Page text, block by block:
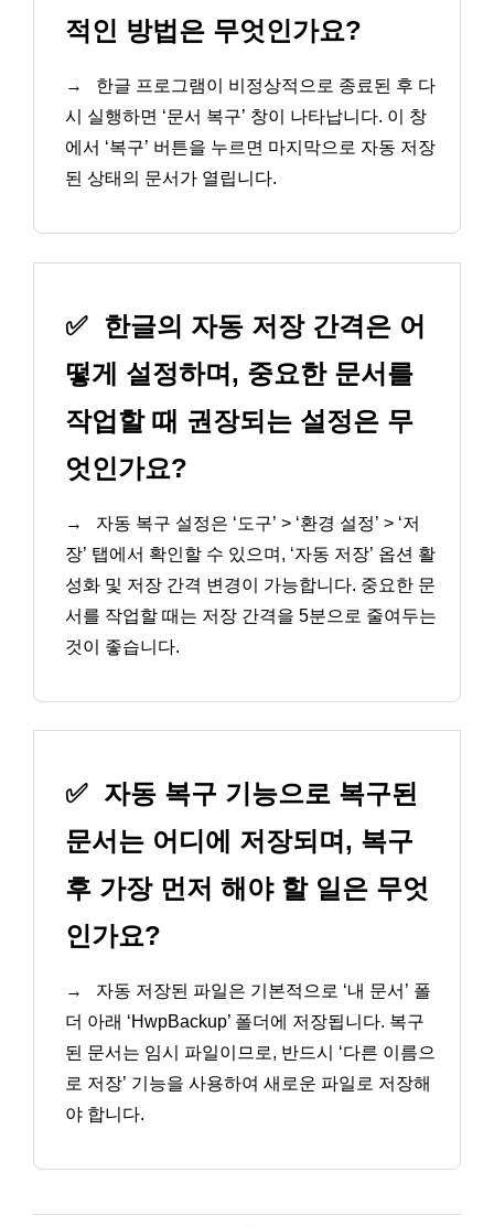
적인 방법은 무엇인가요?
→
한글 프로그램이 비정상적으로 종료된 후 다
시 실행하면 ‘문서 복구’ 창이 나타납니다. 이 창
에서 ‘복구’ 버튼을 누르면 마지막으로 자동 저장
된 상태의 문서가 열립니다.
✅
한글의 자동 저장 간격은 어
떻게 설정하며, 중요한 문서를
작업할 때 권장되는 설정은 무
엇인가요?
→
자동 복구 설정은 ‘도구’ > ‘환경 설정’ > ‘저
장’ 탭에서 확인할 수 있으며, ‘자동 저장’ 옵션 활
성화 및 저장 간격 변경이 가능합니다. 중요한 문
서를 작업할 때는 저장 간격을 5분으로 줄여두는
것이 좋습니다.
✅ 자동 복구 기능으로 복구된
문서는 어디에 저장되며, 복구
후 가장 먼저 해야 할 일은 무엇
인가요?
→
자동 저장된 파일은 기본적으로 ‘내 문서’ 폴
더 아래 ‘HwpBackup’ 폴더에 저장됩니다. 복구
된 문서는 임시 파일이므로, 반드시 ‘다른 이름으
로 저장’ 기능을 사용하여 새로운 파일로 저장해
야 합니다.